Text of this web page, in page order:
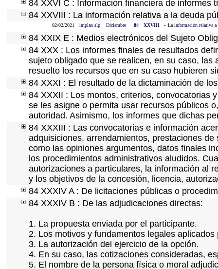
84 XXVI C : Información financiera de informes
84 XXVIII : La información relativa a la deuda
02/02/2021 implan slp Diciembre 84 XXVIII - La información relativa
84 XXIX E : Medios electrónicos del Sujeto
84 XXX : Los informes finales de resultados
sujeto obligado que se realicen, en su caso,
resuelto los recursos que en su caso hubieren
84 XXXI : El resultado de la dictaminación de
84 XXXII : Los montos, criterios, convocatorias
se les asigne o permita usar recursos públicos
autoridad. Asimismo, los informes que dichas
84 XXXIII : Las convocatorias e información
adquisiciones, arrendamientos, prestaciones
como las opiniones argumentos, datos finales
los procedimientos administrativos aludidos.
autorizaciones a particulares, la información al
y los objetivos de la concesión, licencia,
84 XXXIV A : De licitaciones públicas o
84 XXXIV B : De las adjudicaciones directas:
1. La propuesta enviada por el participante.
2. Los motivos y fundamentos legales
3. La autorización del ejercicio de la opción.
4. En su caso, las cotizaciones consideradas,
5. El nombre de la persona física o moral